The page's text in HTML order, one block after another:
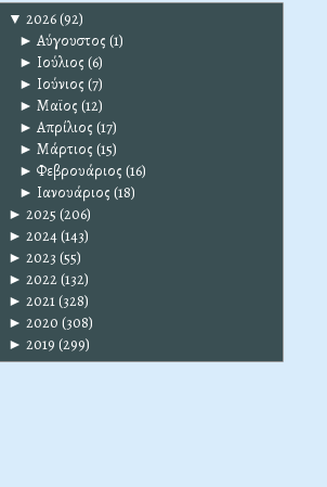
▼ 2026(92)
► Αύγουστος (1)
► Ιούλιος (6)
► Ιούνιος (7)
► Μαϊος (12)
► Απρίλιος (17)
► Μάρτιος (15)
► Φεβρουάριος (16)
► Ιανουάριος (18)
► 2025 (206)
► 2024(143)
► 2023 (55)
► 2022(132)
► 2021(328)
► 2020 (308)
► 2019 (299)